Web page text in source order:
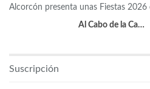
Alcorcón presenta unas Fiestas
Al Cabo de la Calle
Suscripción